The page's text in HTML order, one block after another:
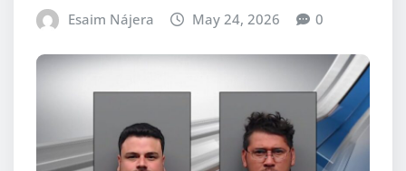
Esaim Nájera May 24, 2026 0